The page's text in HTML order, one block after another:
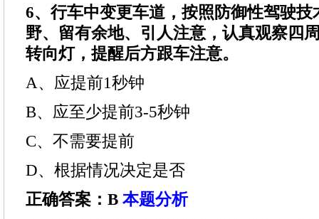
6、行车中变更车道，按照防御性驾驶技
野、留有余地、引人注意，认真观察四
转向灯，提醒后方跟车注意。
A、应提前1秒钟
B、应至少提前3-5秒钟
C、不需要提前
D、根据情况决定是否
正确答案：B 本题分析